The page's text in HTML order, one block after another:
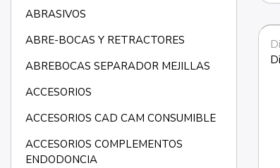
ABRASIVOS
ABRE-BOCAS Y RETRACTORES
ABREBOCAS SEPARADOR MEJILLAS
ACCESORIOS
ACCESORIOS CAD CAM CONSUMIBLE
ACCESORIOS COMPLEMENTOS
ENDODONCIA